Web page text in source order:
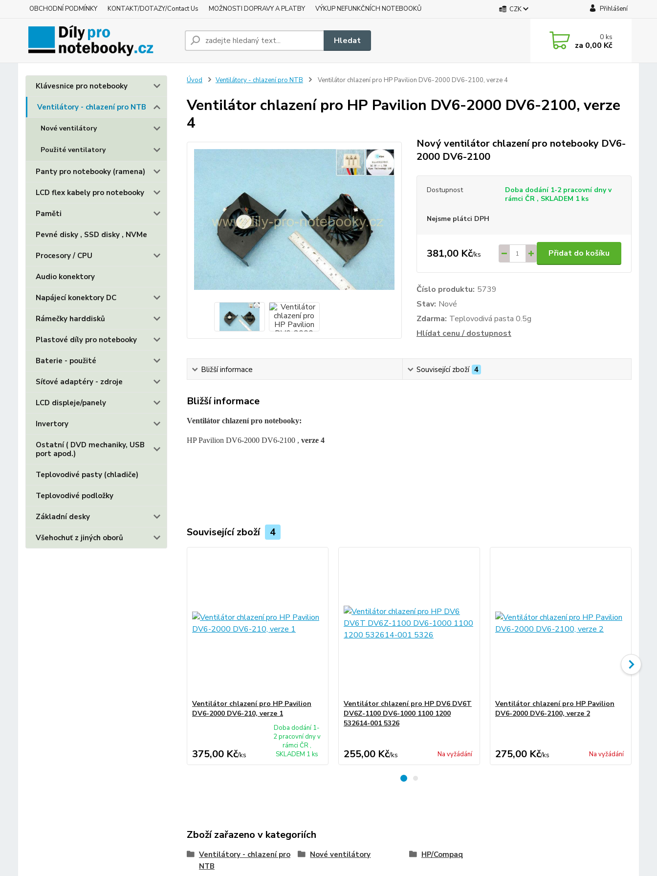
OBCHODNÍ PODMÍNKY KONTAKT/DOTAZY/Contact Us MOŽNOSTI DOPRAVY A PLATBY VÝKUP NEFUNKČNÍCH NOTEBOOKŮ CZK Přihlášení
Hledat 0ks
za 0,00 Kč
Klávesnice pro notebooky
Ventilátory - chlazení pro NTB
Nové ventilátory
Použité ventilatory
Panty pro notebooky (ramena)
LCD flex kabely pro notebooky
Paměti
Pevné disky , SSD disky , NVMe
Procesory / CPU
Audio konektory
Napájecí konektory DC
Rámečky harddisků
Plastové díly pro notebooky
Baterie - použité
Síťové adaptéry - zdroje
LCD displeje/panely
Invertory
Ostatní ( DVD mechaniky, USB
port apod.)
Teplovodivé pasty (chladiče)
Teplovodivé podložky
Základní desky
Všehochuť z jiných oborů
Úvod Ventilátory - chlazení pro NTB Ventilátor chlazení pro HP Pavilion DV6-2000 DV6-2100, verze 4
Ventilátor chlazení pro HP Pavilion DV6-2000 DV6-2100, verze
4
Nový ventilátor chlazení pro notebooky DV6-
2000 DV6-2100
Dostupnost
Doba dodání 1-2 pracovní dny v
rámci ČR , SKLADEM 1 ks
Nejsme plátci DPH
381,00 Kč/ks Přidat do košíku
Číslo produktu: 5739
Stav: Nové
Zdarma: Teplovodivá pasta 0.5g
Hlídat cenu / dostupnost
Bližší informace Související zboží 4
Bližší informace
Ventilátor chlazení pro notebooky:
HP Pavilion DV6-2000 DV6-2100 , verze 4
Související zboží 4
Ventilátor chlazení pro HP Pavilion
DV6-2000 DV6-210, verze 1
375,00 Kč/ks
Doba dodání 1-
2 pracovní dny v
rámci ČR ,
SKLADEM 1 ks
Ventilátor chlazení pro HP DV6 DV6T
DV6Z-1100 DV6-1000 1100 1200
532614-001 5326
255,00 Kč/ks Na vyžádání
Ventilátor chlazení pro HP Pavilion
DV6-2000 DV6-2100, verze 2
275,00 Kč/ks Na vyžádání
Zboží zařazeno v kategoriích
Ventilátory - chlazení pro
NTB
Nové ventilátory HP/Compaq